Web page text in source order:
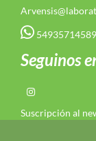
Seguinos
Suscripción al